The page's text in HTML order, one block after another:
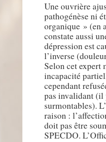
Une ouvrière
pathogénèse ni
organique » (en
constate aussi
dépression est
l’inverse
Selon cet expert
incapacité
cependant
pas invalidant (il
surmontables).
raison :
doit pas être
SPECDO.